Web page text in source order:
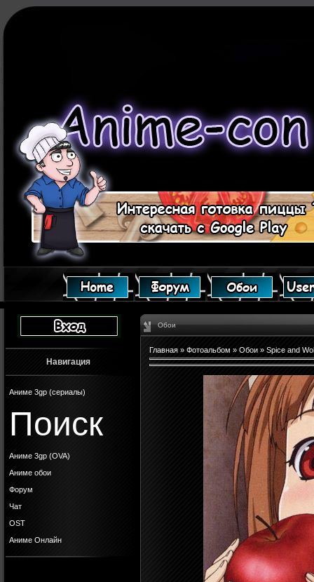
Навигация
Аниме 3gp (сериалы)
Поиск
Аниме 3gp (OVA)
Аниме обои
Форум
Чат
OST
Аниме Онлайн
Обои
Главная » Фотоальбом » Обои » Spice and